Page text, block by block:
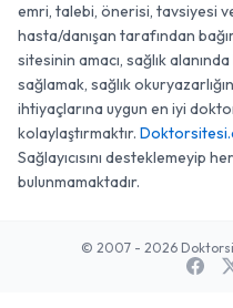
emri, talebi, önerisi, tavsiyesi
hasta/danışan tarafından
sitesinin amacı, sağlık
sağlamak, sağlık
ihtiyaçlarına uygun en iyi
kolaylaştırmaktır.
Sağlayıcısını desteklemeyip
bulunmamaktadır.
© 2007 - 2026